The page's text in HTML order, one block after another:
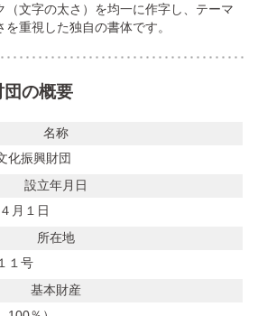
（文字の太さ）を均一に作字し、テーマ
重視した独自の書体です。
の概要
名称
化振興財団
設立年月日
月１日
所在地
１号
基本財産